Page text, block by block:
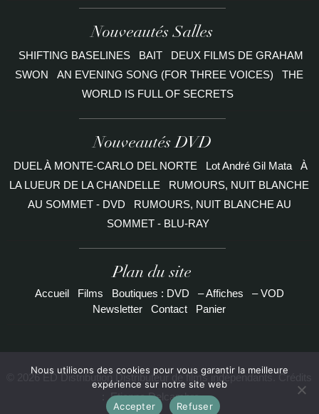
Nouveautés Salles
SHIFTING BASELINES BAIT
DEUX FILMS DE GRAHAM
SWON
AN EVENING SONG (FOR THREE VOICES)
THE
WORLD IS FULL OF SECRETS
Nouveautés DVD
DUEL À MONTE-CARLO DEL NORTE Lot André Gil Mata
À
LA LUEUR DE LA CHANDELLE
RUMOURS, NUIT BLANCHE
AU SOMMET - DVD
RUMOURS, NUIT BLANCHE AU
SOMMET - BLU-RAY
Plan du site
Accueil Films Boutiques : DVD – Affiches
– VOD
Newsletter
Contact Panier
© 2026 ED Distribution Distributeur de films indépendants. Crédits
: Etienne Delcambre
Nous utilisons des cookies pour vous garantir la meilleure
expérience sur notre site web
Accepter
Refuser